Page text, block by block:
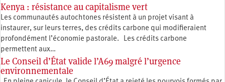
Kenya : résistance au capitalisme vert
Les communautés autochtones résistent à un projet visant à
instaurer, sur leurs terres, des crédits carbone qui modifieraient
profondément l’économie pastorale. Les crédits carbone
permettent aux…
Le Conseil d’État valide l’A69 malgré l’urgence
environnementale